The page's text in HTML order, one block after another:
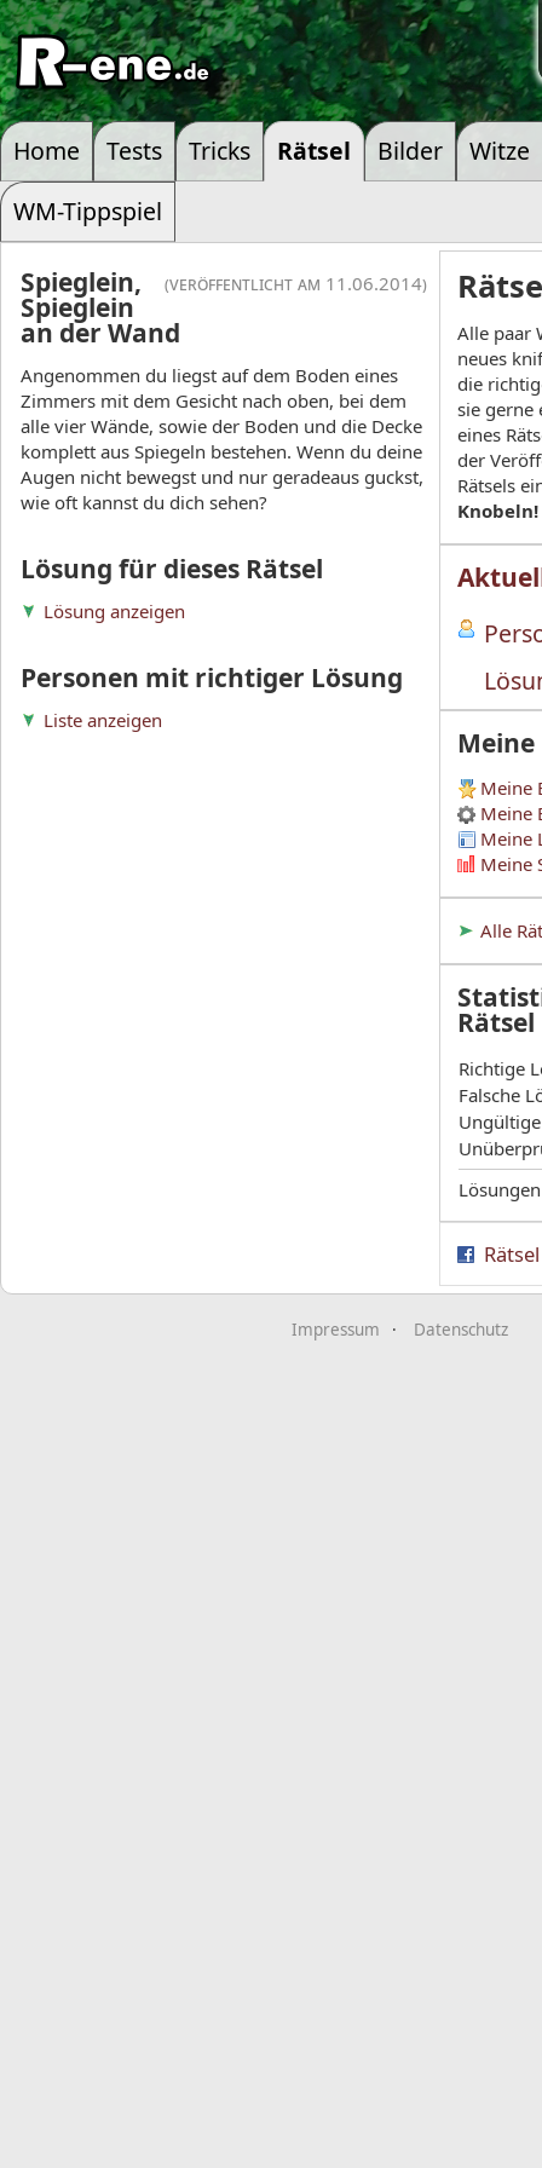
Home Tests Tricks Rätsel Bilder
Witze
WM-Tippspiel
Alle paar
neues
die
sie gerne
eines
der
Rätsels
Knobeln!
Meine
Meine
Meine
Meine
Alle
Rätsel
Richtige
Falsche
(veröffentlicht am 11.06.2014)
Spieglein,
Spieglein
an der Wand
Angenommen du liegst auf dem Boden eines
Zimmers mit dem Gesicht nach oben, bei dem
alle vier Wände, sowie der Boden und die Decke
komplett aus Spiegeln bestehen. Wenn du deine
Augen nicht bewegst und nur geradeaus guckst,
wie oft kannst du dich sehen?
Lösung für dieses Rätsel
Lösung anzeigen
Personen mit richtiger Lösung
Liste anzeigen
Impressum Datenschutz